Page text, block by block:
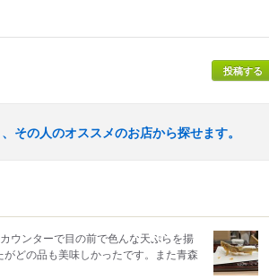
投稿する
その人のオススメのお店から探せます。
ウンターで目の前で色んな天ぷらを揚
どの品も美味しかったです。また青森